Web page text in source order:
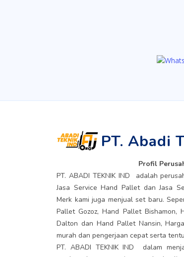
PT. Abadi
Profil
PT. ABADI TEKNIK IND adalah
Jasa Service Hand Pallet dan Jasa
Merk kami juga menjual set baru.
Pallet Gozoz, Hand Pallet Bishamon,
Dalton dan Hand Pallet Nansin,
murah dan pengerjaan cepat serta
PT. ABADI TEKNIK IND dalam